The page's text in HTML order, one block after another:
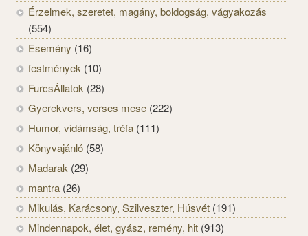
Érzelmek, szeretet, magány, boldogság, vágyakozás
(554)
Esemény (16)
festmények (10)
FurcsÁllatok (28)
Gyerekvers, verses mese (222)
Humor, vidámság, tréfa (111)
Könyvajánló (58)
Madarak (29)
mantra (26)
Mikulás, Karácsony, Szilveszter, Húsvét (191)
Mindennapok, élet, gyász, remény, hit (913)